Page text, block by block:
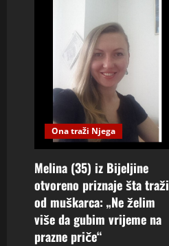
Ona traži Njega
Melina (35) iz Bijeljine
otvoreno priznaje šta traži
od muškarca: „Ne želim
više da gubim vrijeme na
prazne priče“